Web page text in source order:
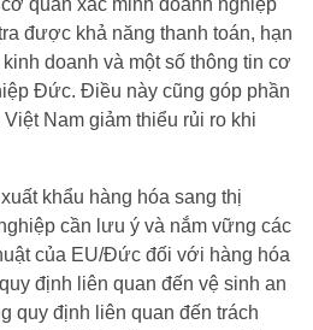
quan xác minh doanh nghiệp
được khả năng thanh toán, hạn
doanh và một số thông tin cơ
Đức. Điều này cũng góp phần
Nam giảm thiểu rủi ro khi
khẩu hàng hóa sang thị
cần lưu ý và nắm vững các
của EU/Đức đối với hàng hóa
định liên quan đến vệ sinh an
quy định liên quan đến trách